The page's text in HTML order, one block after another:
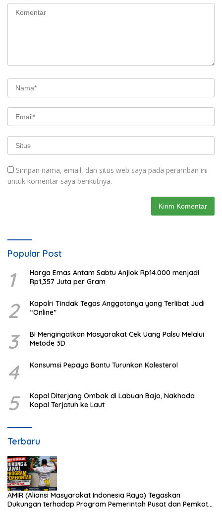
Simpan nama, email, dan situs web saya pada peramban ini
untuk komentar saya berikutnya.
Popular Post
1
Harga Emas Antam Sabtu Anjlok Rp14.000 menjadi
Rp1,357 Juta per Gram
2
Kapolri Tindak Tegas Anggotanya yang Terlibat Judi
“Online”
3
BI Mengingatkan Masyarakat Cek Uang Palsu Melalui
Metode 3D
4 Konsumsi Pepaya Bantu Turunkan Kolesterol
5
Kapal Diterjang Ombak di Labuan Bajo, Nakhoda
Kapal Terjatuh ke Laut
Terbaru
AMIR (Aliansi Masyarakat Indonesia Raya) Tegaskan
Dukungan terhadap Program Pemerintah Pusat dan Pemkot